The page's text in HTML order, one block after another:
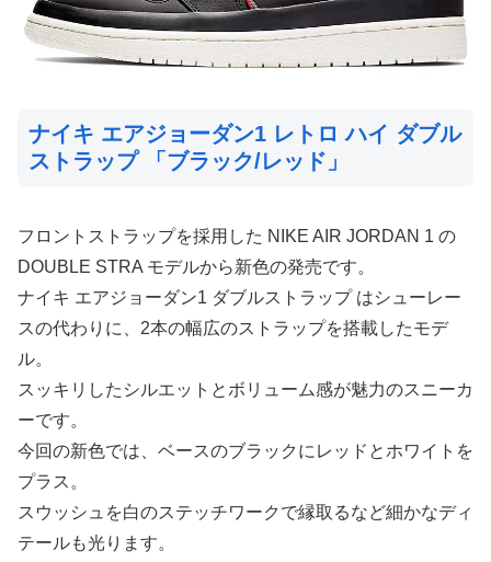
ナイキ エアジョーダン1 レトロ ハイ ダブル
ストラップ 「ブラック/レッド」
フロントストラップを採用した NIKE AIR JORDAN 1 の
DOUBLE STRA モデルから新色の発売です。
ナイキ エアジョーダン1 ダブルストラップ はシューレー
スの代わりに、2本の幅広のストラップを搭載したモデ
ル。
スッキリしたシルエットとボリューム感が魅力のスニーカ
ーです。
今回の新色では、ベースのブラックにレッドとホワイトを
プラス。
スウッシュを白のステッチワークで縁取るなど細かなディ
テールも光ります。